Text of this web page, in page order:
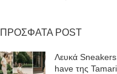
ΠΡΟΣΦΑΤΑ POST
Λευκά
have της